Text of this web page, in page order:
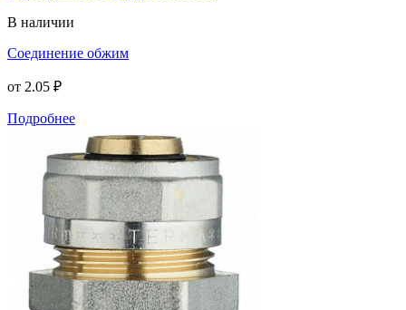
В наличии
Соединение обжим
от 2.05 ₽
Подробнее